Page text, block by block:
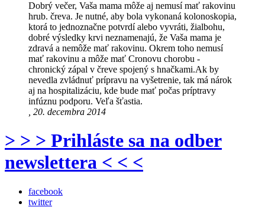
Dobrý večer, Vaša mama môže aj nemusí mať rakovinu
hrub. čreva. Je nutné, aby bola vykonaná kolonoskopia,
ktorá to jednoznačne potvrdí alebo vyvráti, žialbohu,
dobré výsledky krvi neznamenajú, že Vaša mama je
zdravá a nemôže mať rakovinu. Okrem toho nemusí
mať rakovinu a môže mať Cronovu chorobu -
chronický zápal v čreve spojený s hnačkami.Ak by
nevedla zvládnuť prípravu na vyšetrenie, tak má nárok
aj na hospitalizáciu, kde bude mať počas príptravy
infúznu podporu. Veľa šťastia.
, 20. decembra 2014
> > > Prihláste sa na odber
newslettera < < <
facebook
twitter